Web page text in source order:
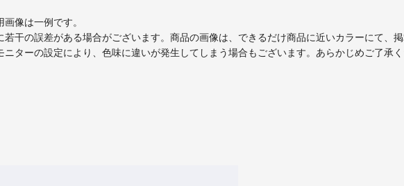
像は一例です。
干の誤差がある場合がございます。商品の画像は、できるだけ商品に近いカラーにて、
ターの設定により、色味に違いが発生してしまう場合もございます。あらかじめご了承